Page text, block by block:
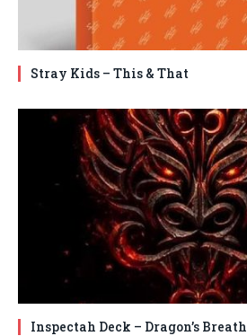
Stray Kids – This & That
Inspectah Deck – Dragon’s Breath